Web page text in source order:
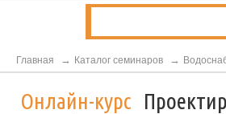
Главная Каталог семинаров
Онлайн-курс